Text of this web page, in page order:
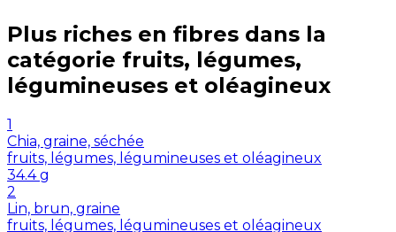
Plus riches en fibres dans la
catégorie fruits, légumes,
légumineuses et oléagineux
1
Chia, graine, séchée
fruits, légumes, légumineuses et oléagineux
34.4 g
2
Lin, brun, graine
fruits, légumes, légumineuses et oléagineux